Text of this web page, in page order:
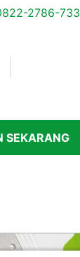
2786-
SEKARANG